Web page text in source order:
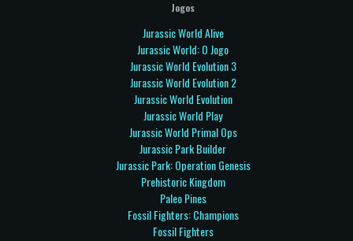
Jogos
Jurassic World Alive
Jurassic World: O Jogo
Jurassic World Evolution 3
Jurassic World Evolution 2
Jurassic World Evolution
Jurassic World Play
Jurassic World Primal Ops
Jurassic Park Builder
Jurassic Park: Operation Genesis
Prehistoric Kingdom
Paleo Pines
Fossil Fighters: Champions
Fossil Fighters